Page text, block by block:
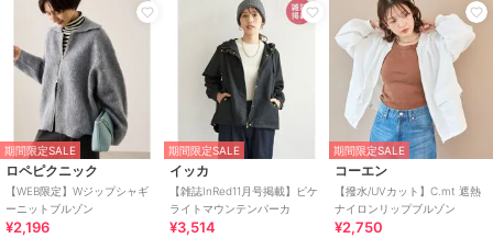
期間限定SALE
ロペピクニック
【WEB限定】Wジップシャギ
ーニットブルゾン
¥2,196
期間限定SALE
イッカ
【雑誌InRed11月号掲載】ピケ
ライトマウンテンパーカ
¥3,514
期間限定SALE
コーエン
【撥水/UVカット】C.mt 遮熱
ナイロンリップブルゾン
¥2,750